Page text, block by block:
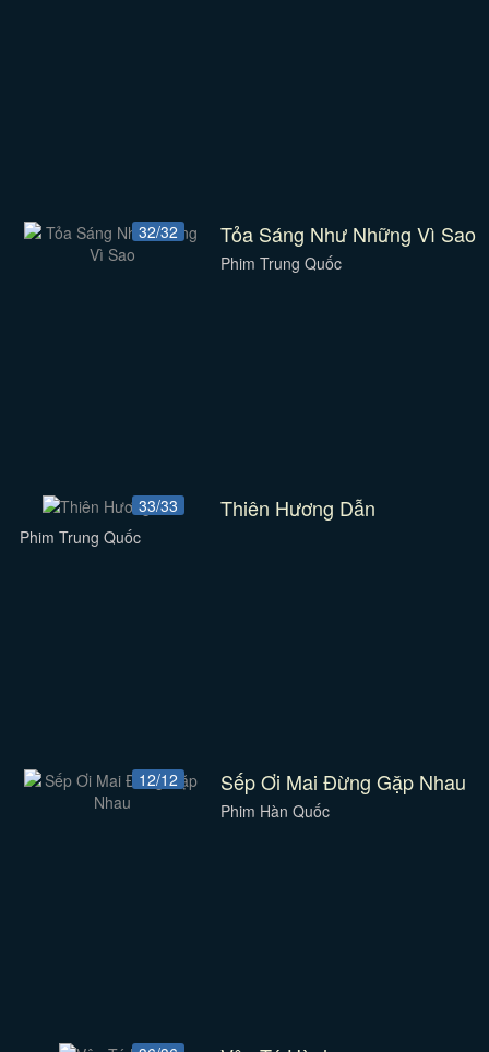
32/32 Tỏa Sáng Như Những Vì Sao
Phim Trung Quốc
33/33 Thiên Hương Dẫn
Phim Trung Quốc
12/12 Sếp Ơi Mai Đừng Gặp Nhau
Phim Hàn Quốc